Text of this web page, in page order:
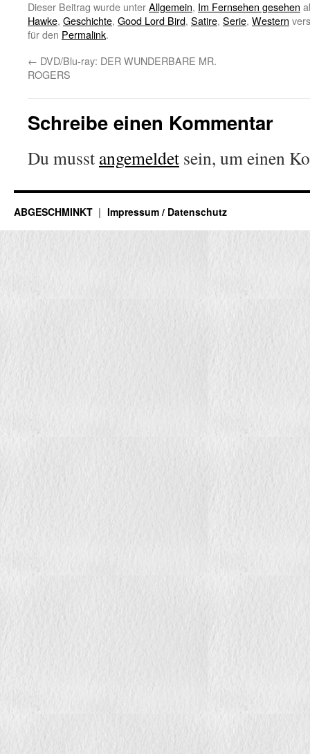
Dieser Beitrag wurde unterAllgemein, Im Fernsehen gesehen
Hawke, Geschichte, Good Lord Bird, Satire, Serie, Western
für den Permalink.
← DVD/Blu-ray: DER WUNDERBARE MR.
ROGERS
Schreibe einen Kommentar
Du musst angemeldet sein, um einen
ABGESCHMINKT Impressum / Datenschutz